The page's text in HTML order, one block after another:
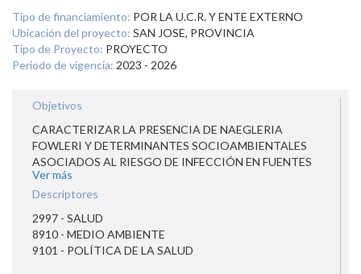
Tipo de financiamiento: POR LA U.C.R. Y ENTE EXTERNO
Ubicación del proyecto: SAN JOSE, PROVINCIA
Tipo de Proyecto: PROYECTO
Periodo de vigencia: 2023 - 2026
Objetivos
CARACTERIZAR LA PRESENCIA DE NAEGLERIA
FOWLERI Y DETERMINANTES SOCIOAMBIENTALES
ASOCIADOS AL RIESGO DE INFECCIÓN EN FUENTES
DE AGUA DULCE NATURALES UTILIZADAS PARA LA
VISITACIÓN TURÍSTICA Y RECREATIVA EN LAS
CARIBE DE COSTA RICA DURANTE 2023.
Ver más
Descriptores
2997 - SALUD
8910 - MEDIO AMBIENTE
9101 - POLÍTICA DE LA SALUD